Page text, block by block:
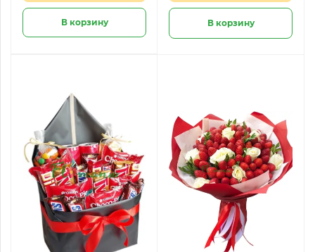
В корзину В корзину